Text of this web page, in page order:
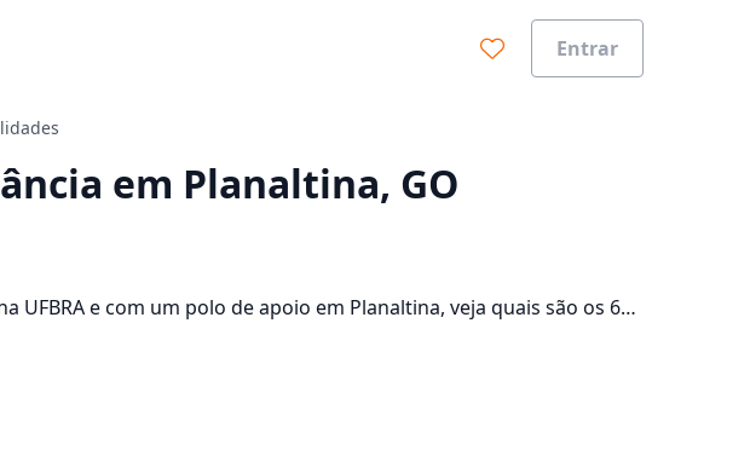
Entrar
em Planaltina, GO
UFBRA e com um polo de apoio em Planaltina, veja quais são os 671